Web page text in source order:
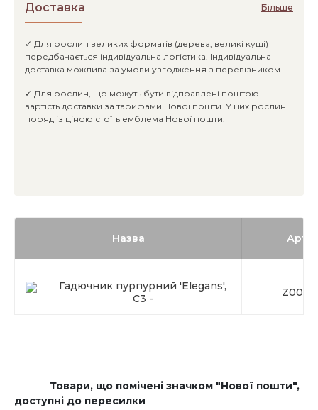
Доставка Більше
✓ Для рослин великих форматів (дерева, великі кущі)
передбачається індивідуальна логістика. Індивідуальна
доставка можлива за умови узгодження з перевізником
✓ Для рослин, що можуть бути відправлені поштою –
вартість доставки за тарифами Нової пошти. У цих рослин
поряд із ціною стоїть емблема Нової пошти:
Назва
Гадючник пурпурний 'Elegans',
C3 -
Товари, що помічені значком "Нової пошти",
доступні до пересилки